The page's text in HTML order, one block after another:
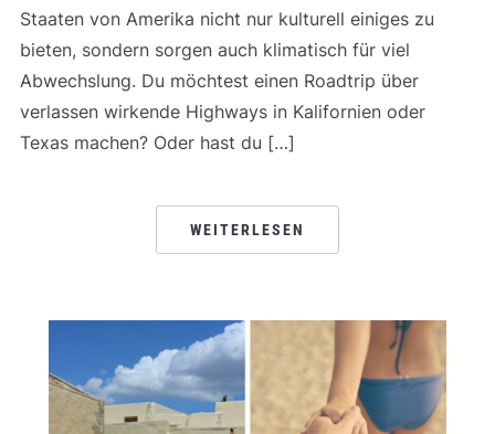
Staaten von Amerika nicht nur kulturell einiges zu
bieten, sondern sorgen auch klimatisch für viel
Abwechslung. Du möchtest einen Roadtrip über
verlassen wirkende Highways in Kalifornien oder
Texas machen? Oder hast du […]
WEITERLESEN